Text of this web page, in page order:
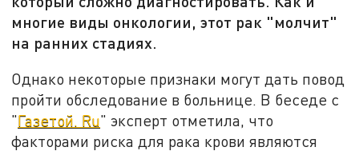
многие виды онкологии, этот рак "молчит"
на ранних стадиях.
Однако некоторые признаки могут дать повод
пройти обследование в больнице. В беседе с
"Газетой. Ru" эксперт отметила, что
факторами риска для рака крови являются